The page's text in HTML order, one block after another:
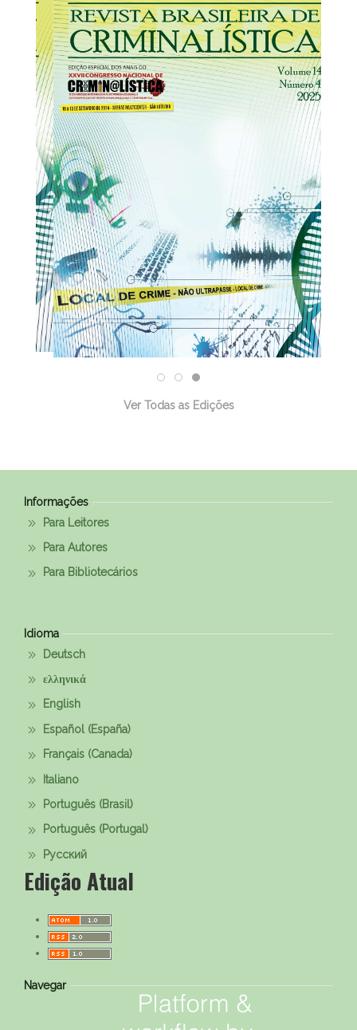
Ver Todas as Edições
Informações
Para Leitores
Para Autores
Para Bibliotecários
Idioma
Deutsch
ελληνικά
English
Español (España)
Français (Canada)
Italiano
Português (Brasil)
Português (Portugal)
Русский
Edição Atual
Navegar